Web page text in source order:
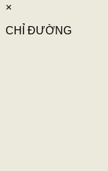
×
CHỈ ĐƯỜNG